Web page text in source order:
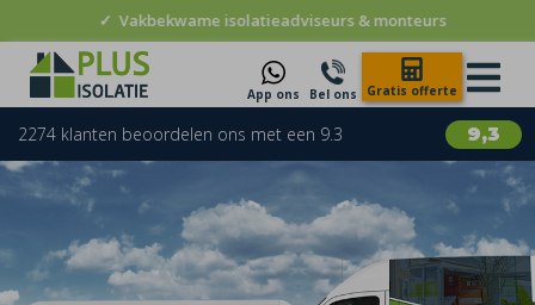
✓ Vakbekwame isolatieadviseurs & monteurs
App ons Bel ons Gratis offerte
9,3
2274 klanten beoordelen ons met een 9.3